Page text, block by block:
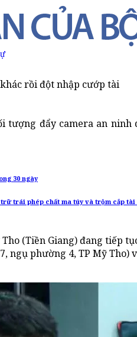
rồi đột nhập cướp tài
tượng đẩy camera an
30 ngày
trái phép chất ma túy và trộm cắp tài
Tho (Tiền Giang) đang tiếp
ngụ phường 4, TP Mỹ Tho)